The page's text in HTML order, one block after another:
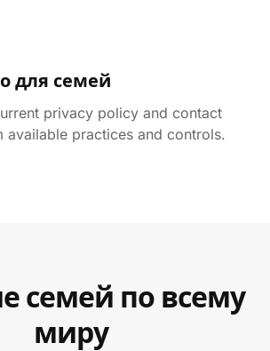
для семей
privacy policy and contact
available practices and controls.
семей по всему
миру